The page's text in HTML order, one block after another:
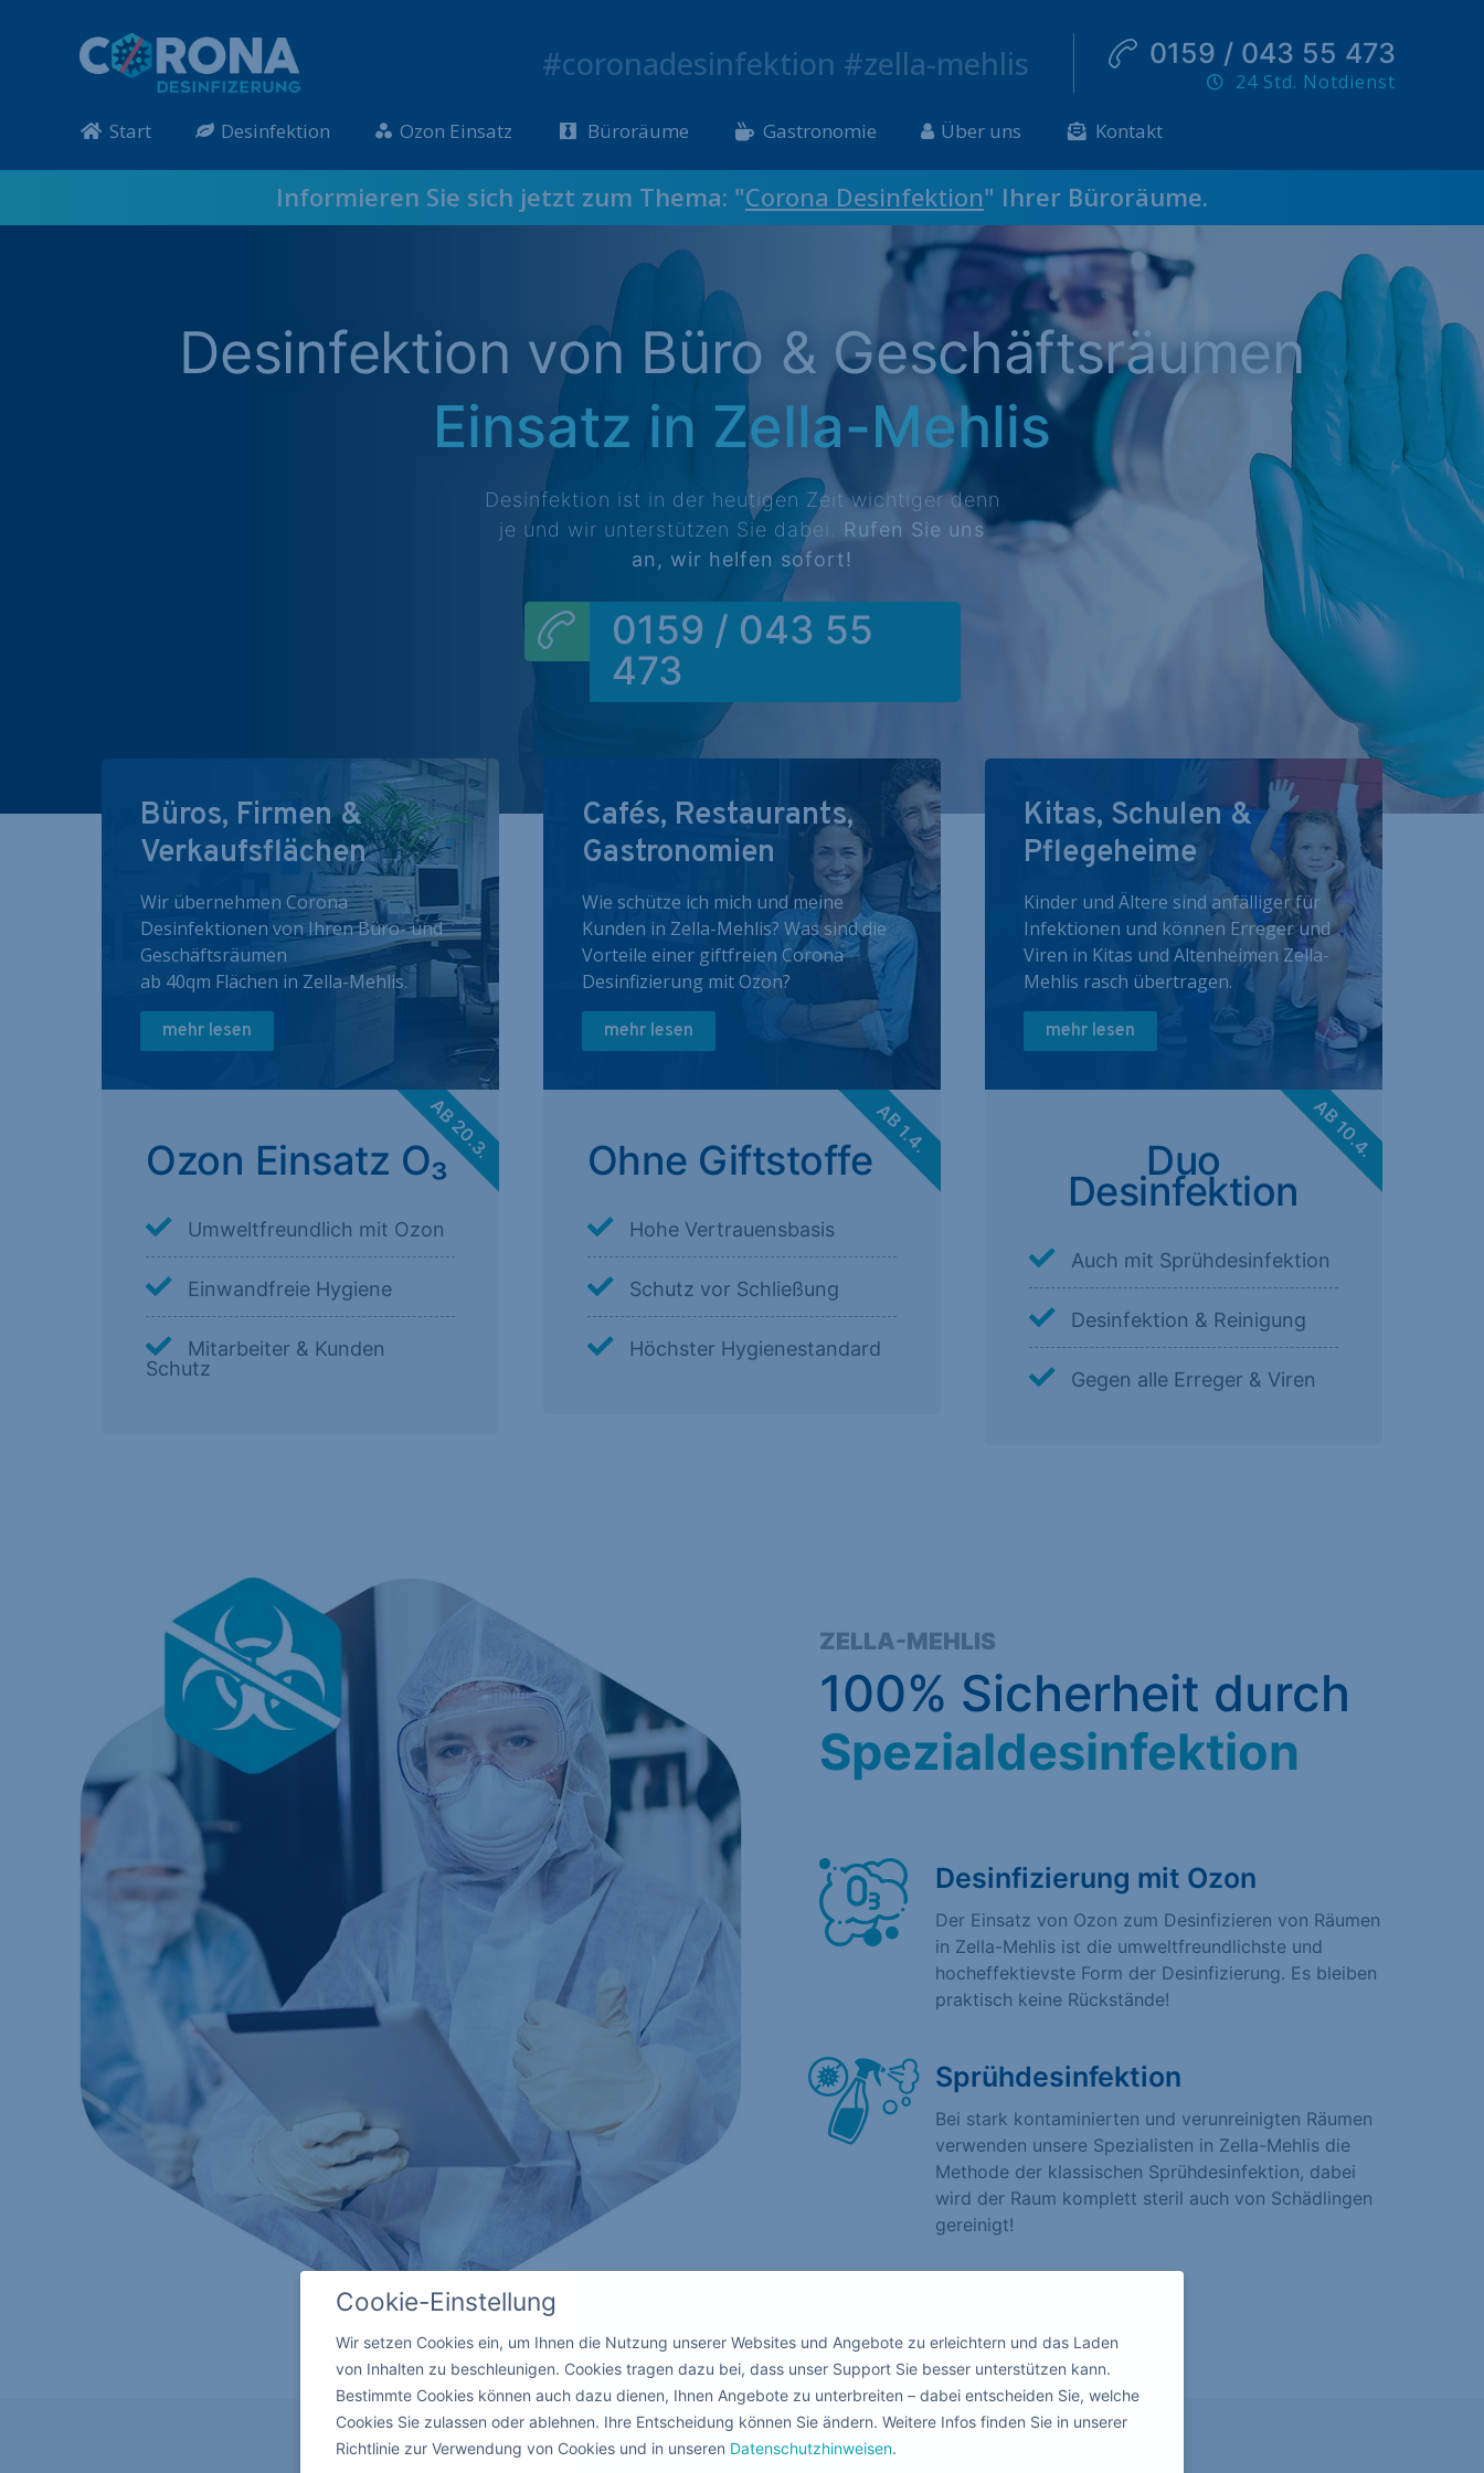
#coronadesinfektion #zella-mehlis 0159 / 043 55 473
24 Std. Notdienst
Start Desinfektion Ozon Einsatz Büroräume Gastronomie Über uns Kontakt
Informieren Sie sich jetzt zum Thema: "Corona Desinfektion" Ihrer Büroräume.
Desinfektion von Büro & Geschäftsräumen
Einsatz in Zella-Mehlis
Desinfektion ist in der heutigen Zeit wichtiger denn
je und wir unterstützen Sie dabei. Rufen Sie uns
an, wir helfen sofort!
0159 / 043 55
473
Büros, Firmen &
Verkaufsflächen
Wir übernehmen Corona
Desinfektionen von Ihren Büro- und
Geschäftsräumen
ab 40qm Flächen in Zella-Mehlis.
mehr lesen
Ozon Einsatz O₃
Umweltfreundlich mit Ozon
Einwandfreie Hygiene
Mitarbeiter & Kunden
Schutz
AB 20.3.
Cafés, Restaurants,
Gastronomien
Wie schütze ich mich und meine
Kunden in Zella-Mehlis? Was sind die
Vorteile einer giftfreien Corona
Desinfizierung mit Ozon?
mehr lesen
Ohne Giftstoffe
Hohe Vertrauensbasis
Schutz vor Schließung
Höchster Hygienestandard
AB 1.4.
Kitas, Schulen &
Pflegeheime
Kinder und Ältere sind anfälliger für
Infektionen und können Erreger und
Viren in Kitas und Altenheimen Zella-
Mehlis rasch übertragen.
mehr lesen
Duo
Desinfektion
Auch mit Sprühdesinfektion
Desinfektion & Reinigung
Gegen alle Erreger & Viren
AB 10.4.
ZELLA-MEHLIS
100% Sicherheit durch
Spezialdesinfektion
Desinfizierung mit Ozon
Der Einsatz von Ozon zum Desinfizieren von Räumen
in Zella-Mehlis ist die umweltfreundlichste und
hocheffektievste Form der Desinfizierung. Es bleiben
praktisch keine Rückstände!
Sprühdesinfektion
Bei stark kontaminierten und verunreinigten Räumen
verwenden unsere Spezialisten in Zella-Mehlis die
Methode der klassischen Sprühdesinfektion, dabei
wird der Raum komplett steril auch von Schädlingen
gereinigt!
Cookie-Einstellung
Wir setzen Cookies ein, um Ihnen die Nutzung unserer Websites und Angebote zu erleichtern und das Laden
von Inhalten zu beschleunigen. Cookies tragen dazu bei, dass unser Support Sie besser unterstützen kann.
Bestimmte Cookies können auch dazu dienen, Ihnen Angebote zu unterbreiten – dabei entscheiden Sie, welche
Cookies Sie zulassen oder ablehnen. Ihre Entscheidung können Sie ändern. Weitere Infos finden Sie in unserer
Richtlinie zur Verwendung von Cookies und in unseren Datenschutzhinweisen.